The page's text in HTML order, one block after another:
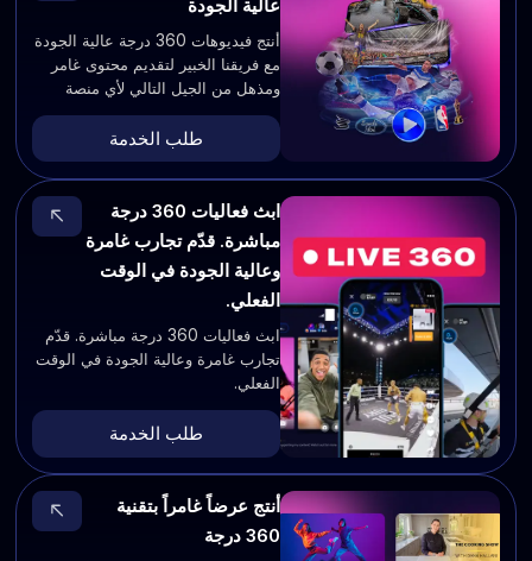
عالية الجودة
أنتج فيديوهات 360 درجة عالية الجودة
مع فريقنا الخبير لتقديم محتوى غامر
ومذهل من الجيل التالي لأي منصة
طلب الخدمة
ابث فعاليات 360 درجة
مباشرة. قدّم تجارب غامرة
وعالية الجودة في الوقت
الفعلي.
ابث فعاليات 360 درجة مباشرة. قدّم
تجارب غامرة وعالية الجودة في الوقت
الفعلي.
طلب الخدمة
أنتج عرضاً غامراً بتقنية
360 درجة